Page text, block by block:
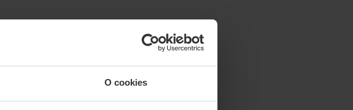
O cookies